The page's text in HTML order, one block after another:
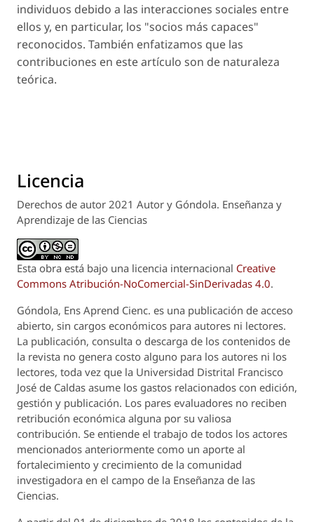
individuos debido a las interacciones sociales entre
ellos y, en particular, los "socios más capaces"
reconocidos. También enfatizamos que las
contribuciones en este artículo son de naturaleza
teórica.
Licencia
Derechos de autor 2021 Autor y Góndola. Enseñanza y
Aprendizaje de las Ciencias
Esta obra está bajo una licencia internacional Creative
Commons Atribución-NoComercial-SinDerivadas 4.0.
Góndola, Ens Aprend Cienc. es una publicación de acceso
abierto, sin cargos económicos para autores ni lectores.
La publicación, consulta o descarga de los contenidos de
la revista no genera costo alguno para los autores ni los
lectores, toda vez que la Universidad Distrital Francisco
José de Caldas asume los gastos relacionados con edición,
gestión y publicación. Los pares evaluadores no reciben
retribución económica alguna por su valiosa
contribución. Se entiende el trabajo de todos los actores
mencionados anteriormente como un aporte al
fortalecimiento y crecimiento de la comunidad
investigadora en el campo de la Enseñanza de las
Ciencias.